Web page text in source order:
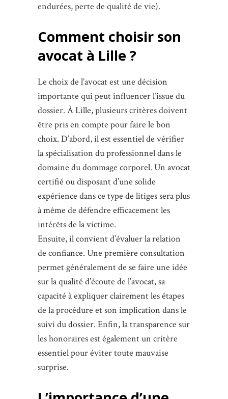
endurées, perte de qualité de vie).
Comment choisir son
avocat à Lille ?
Le choix de l’avocat est une décision
importante qui peut influencer l’issue du
dossier. À Lille, plusieurs critères doivent
être pris en compte pour faire le bon
choix. D’abord, il est essentiel de vérifier
la spécialisation du professionnel dans le
domaine du dommage corporel. Un avocat
certifié ou disposant d’une solide
expérience dans ce type de litiges sera plus
à même de défendre efficacement les
intérêts de la victime.
Ensuite, il convient d’évaluer la relation
de confiance. Une première consultation
permet généralement de se faire une idée
sur la qualité d’écoute de l’avocat, sa
capacité à expliquer clairement les étapes
de la procédure et son implication dans le
suivi du dossier. Enfin, la transparence sur
les honoraires est également un critère
essentiel pour éviter toute mauvaise
surprise.